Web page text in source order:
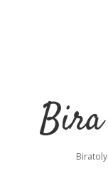
Bira